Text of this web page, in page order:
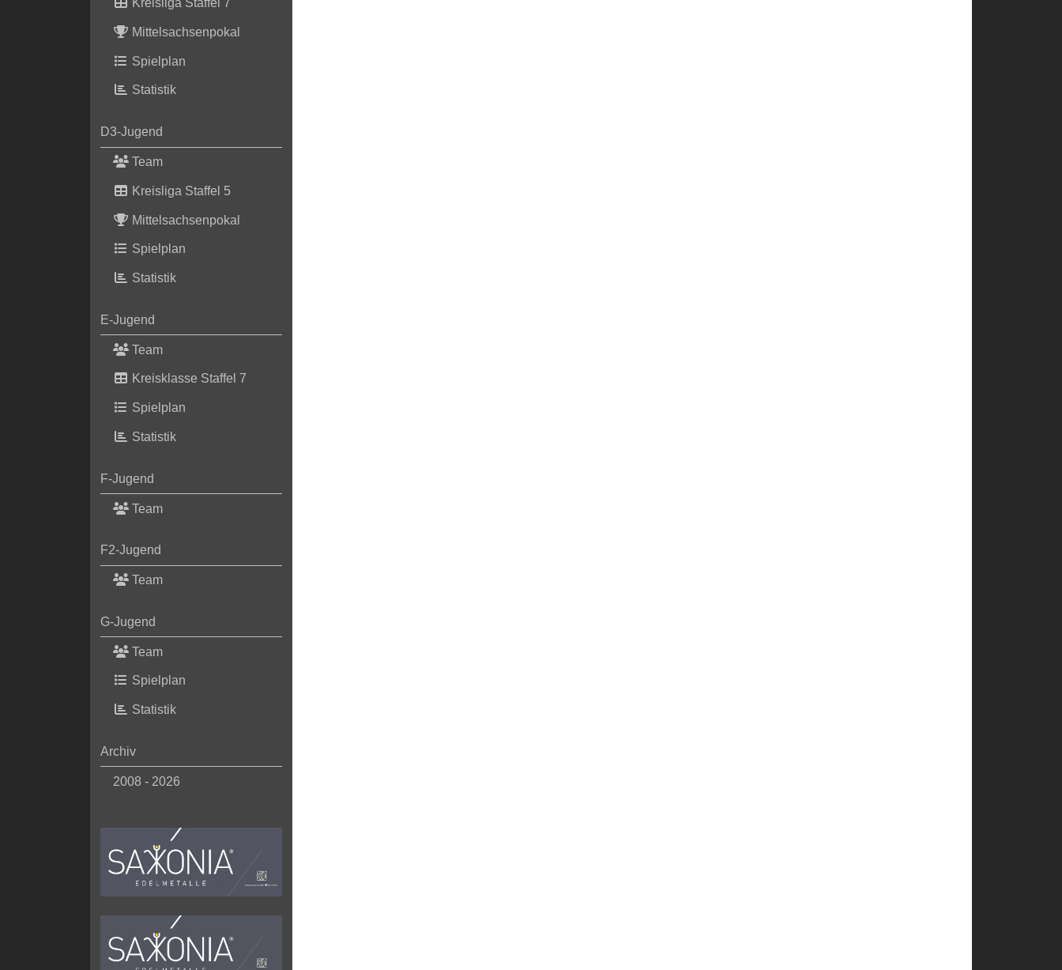
Kreisliga Staffel 7
Mittelsachsenpokal
Spielplan
Statistik
D3-Jugend
Team
Kreisliga Staffel 5
Mittelsachsenpokal
Spielplan
Statistik
E-Jugend
Team
Kreisklasse Staffel 7
Spielplan
Statistik
F-Jugend
Team
F2-Jugend
Team
G-Jugend
Team
Spielplan
Statistik
Archiv
2008 - 2026